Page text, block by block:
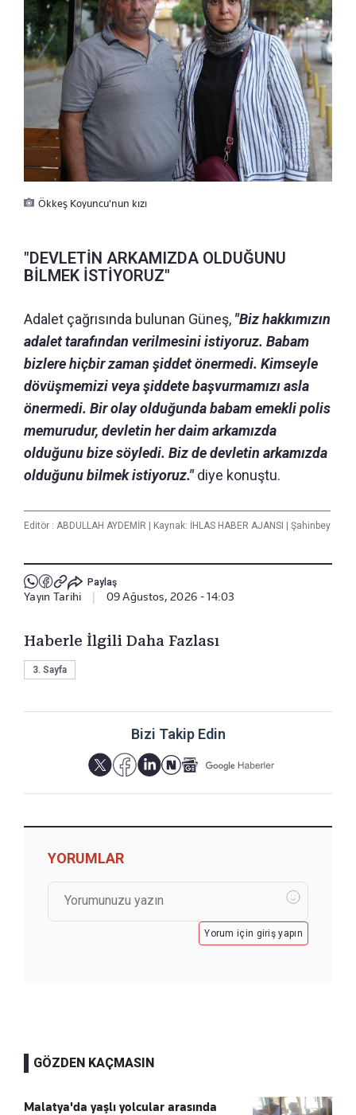
Ökkeş Koyuncu'nun kızı
"DEVLETİN ARKAMIZDA OLDUĞUNU
BİLMEK İSTİYORUZ"
Adalet çağrısında bulunan Güneş, "Biz hakkımızın
adalet tarafından verilmesini istiyoruz. Babam
bizlere hiçbir zaman şiddet önermedi. Kimseyle
dövüşmemizi veya şiddete başvurmamızı asla
önermedi. Bir olay olduğunda babam emekli polis
memurudur, devletin her daim arkamızda
olduğunu bize söyledi. Biz de devletin arkamızda
olduğunu bilmek istiyoruz."diye konuştu.
Editör : ABDULLAH AYDEMİR | Kaynak: İHLAS HABER AJANSI | Şahinbey
Paylaş
Yayın Tarihi | 09 Ağustos, 2026 - 14:03
Haberle İlgili Daha Fazlası
3. Sayfa
Bizi Takip Edin
YORUMLAR
Yorum için giriş yapın
GÖZDEN KAÇMASIN
Malatya'da yaşlı yolcular arasında